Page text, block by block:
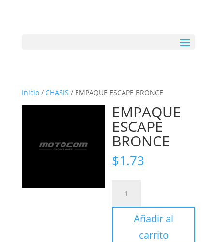
Inicio/ CHASIS / EMPAQUE ESCAPE BRONCE
EMPAQUE
ESCAPE
BRONCE
$1.73
ESCAPE
BRONCE
cantidadAñadir al
carrito